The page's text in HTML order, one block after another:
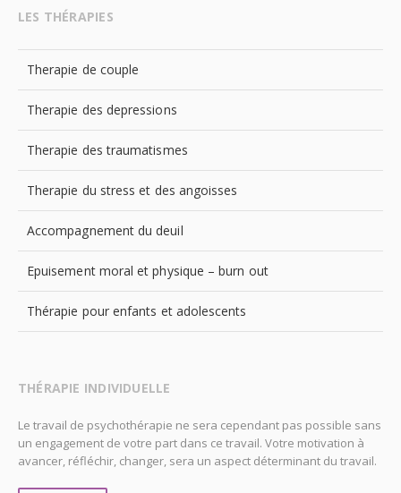
LES THÉRAPIES
Therapie de couple
Therapie des depressions
Therapie des traumatismes
Therapie du stress et des angoisses
Accompagnement du deuil
Epuisement moral et physique – burn out
Thérapie pour enfants et adolescents
THÉRAPIE INDIVIDUELLE
Le travail de psychothérapie ne sera cependant pas possible sans
un engagement de votre part dans ce travail. Votre motivation à
avancer, réfléchir, changer, sera un aspect déterminant du travail.